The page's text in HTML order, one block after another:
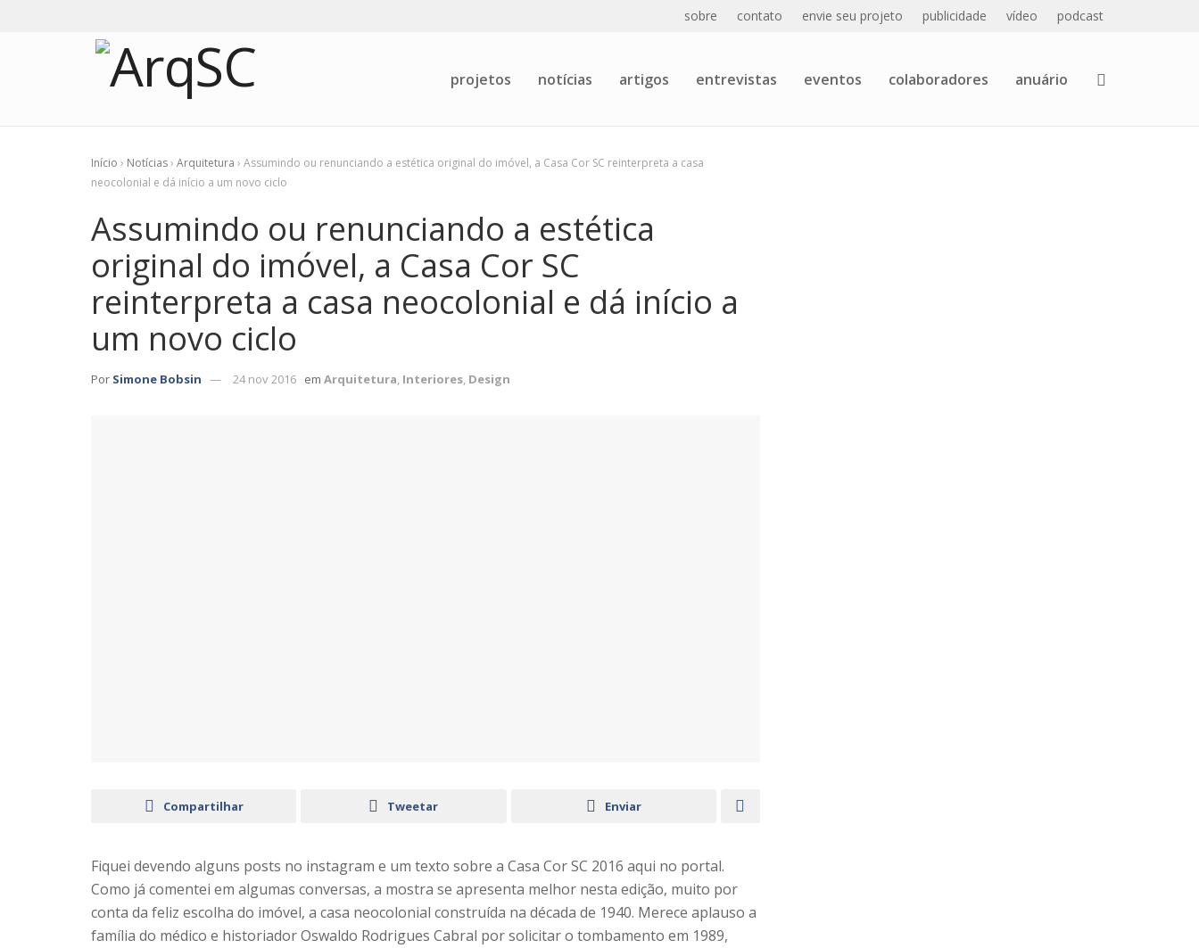
sobre contato envie seu projeto publicidade vídeo podcast
projetos notícias artigos entrevistas eventos colaboradores anuário
Início › Notícias› Arquitetura › Assumindo ou renunciando a estética original do imóvel, a Casa Cor SC reinterpreta a casa
neocolonial e dá início a um novo ciclo
Assumindo ou renunciando a estética
original do imóvel, a Casa Cor SC
reinterpreta a casa neocolonial e dá início a
um novo ciclo
Por Simone Bobsin 24 nov 2016 em Arquitetura, Interiores, Design
Compartilhar Tweetar Enviar
Fiquei devendo alguns posts no instagram e um texto sobre a Casa Cor SC 2016 aqui no portal.
Como já comentei em algumas conversas, a mostra se apresenta melhor nesta edição, muito por
conta da feliz escolha do imóvel, a casa neocolonial construída na década de 1940. Merece aplauso a
família do médico e historiador Oswaldo Rodrigues Cabral por solicitar o tombamento em 1989,